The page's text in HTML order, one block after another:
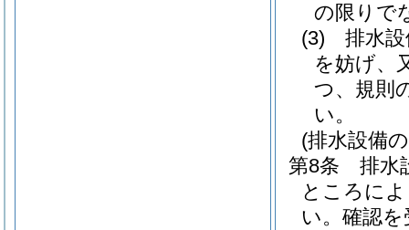
の限りで
(3)
排水
を妨げ、
つ、規則
い。
(排水設備
第8条
排水
ところに
い。 確認